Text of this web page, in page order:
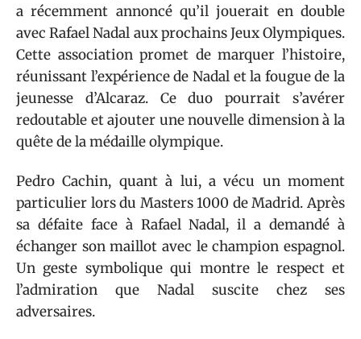
a récemment annoncé qu’il jouerait en double
avec Rafael Nadal aux prochains Jeux Olympiques.
Cette association promet de marquer l’histoire,
réunissant l’expérience de Nadal et la fougue de la
jeunesse d’Alcaraz. Ce duo pourrait s’avérer
redoutable et ajouter une nouvelle dimension à la
quête de la médaille olympique.
Pedro Cachin, quant à lui, a vécu un moment
particulier lors du Masters 1000 de Madrid. Après
sa défaite face à Rafael Nadal, il a demandé à
échanger son maillot avec le champion espagnol.
Un geste symbolique qui montre le respect et
l’admiration que Nadal suscite chez ses
adversaires.